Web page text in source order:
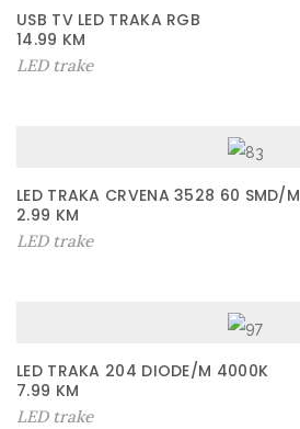
USB TV LED TRAKA RGB
14.99 KM
LED trake
LED TRAKA CRVENA 3528 60 SMD/M
2.99 KM
LED trake
LED TRAKA 204 DIODE/M 4000K
7.99 KM
LED trake